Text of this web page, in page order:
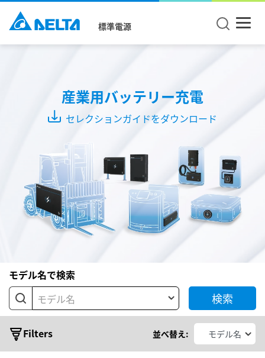
標準電源
産業用バッテリー充電
セレクションガイドをダウンロード
モデル名で検索
モデル名
検索
Filters 並べ替え:
ワ
ヤ
レ
ス
バ
ー
充
電
Conductive
Charging
System
Series